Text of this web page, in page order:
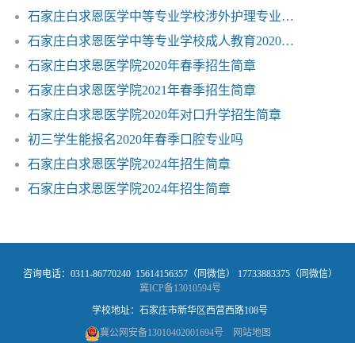
石家庄白求恩医学中等专业学校涉外护理专业可以出国留学
石家庄白求恩医学中等专业学校成人教育2020年招生简章
石家庄白求恩医学院2020年春季招生简章
石家庄白求恩医学院2021年春季招生简章
石家庄白求恩医学院2020年对口升学招生简章
初三学生能报名2020年春季口腔专业吗
石家庄白求恩医学院2024年招生简章
石家庄白求恩医学院2024年招生简章
咨询电话：0311-86770240 15614156357（同微信） 17733883375（同微信）
冀ICP备13010594号
学校地址：石家庄市新华区西营西路108号
冀公网安备13010402001694号
网站地图